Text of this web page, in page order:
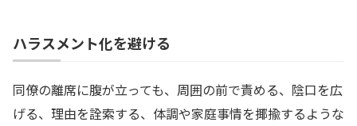
ハラスメント化を避ける
同僚の離席に腹が立っても、周囲の前で責める、陰口を広
げる、理由を詮索する、体調や家庭事情を揶揄するような